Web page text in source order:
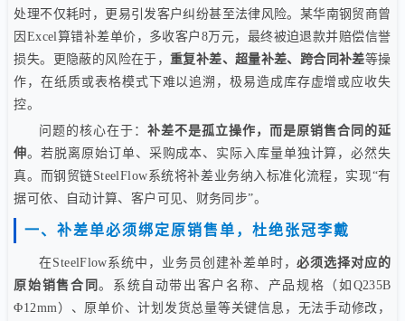
处理不仅耗时，更易引发客户纠纷甚至法律风险。某华南钢贸商曾
因Excel算错补差单价，多收客户8万元，最终被迫退款并赔偿信誉
损失。更隐蔽的风险在于，重复补差、超量补差、跨合同补差等操
作，在纸质或表格模式下难以追溯，极易造成库存虚增或应收失
控。
问题的核心在于：补差不是孤立操作，而是原销售合同的延
伸。若脱离原始订单、采购成本、实际入库量单独计算，必然失
真。而钢贸链SteelFlow系统将补差业务纳入标准化流程，实现“有
据可依、自动计算、客户可见、财务同步”。
一、补差单必须绑定原销售单，杜绝张冠李戴
在SteelFlow系统中，业务员创建补差单时，必须选择对应的
原始销售合同。系统自动带出客户名称、产品规格（如Q235B
Φ12mm）、原单价、计划发货总量等关键信息，无法手动修改，